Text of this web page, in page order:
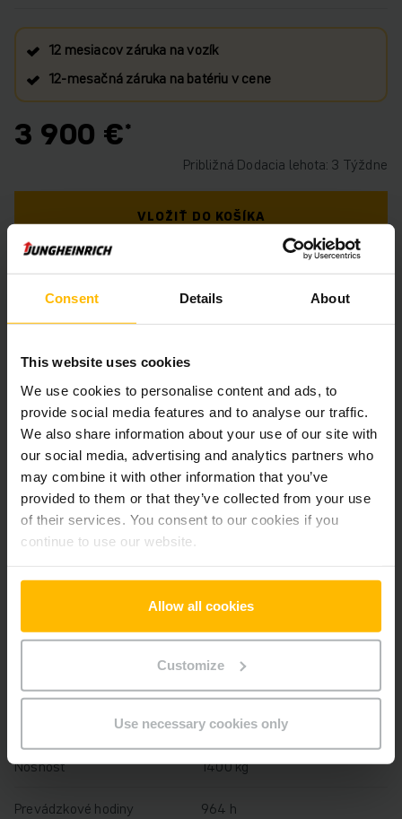
Consent Details About
This website uses cookies
We use cookies to personalise content and ads, to
provide social media features and to analyse our traffic.
We also share information about your use of our site with
our social media, advertising and analytics partners who
may combine it with other information that you’ve
provided to them or that they’ve collected from your use
of their services. You consent to our cookies if you
continue to use our website.
Allow all cookies
Customize
Use necessary cookies only
12 mesiacov záruka na vozík
12‑mesačná záruka na batériu v cene
3 900 €
Približná Dodacia lehota: 3 Týždne
VLOŽIŤ DO KOŠÍKA
MÁTE OTÁZKY TÝKAJÚCE SA TOHTO
PRODUKTU?
Informácie o výrobku
Nasledujúca časť poskytuje komplexný prehľad technických
špecifikácií a vybavenia vozidla.
Technické údaje
Batéria
Oloveno-kyselinová, 24 V /
150 Ah
Nabíjač Áno, 24 V / 30 A
2019
Nosnosť 1400 kg
Prevádzkové hodiny 964 h